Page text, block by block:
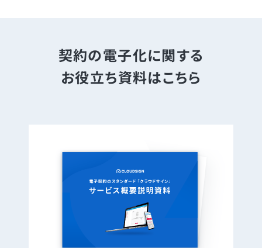
契約の電子化に関する
お役立ち資料はこちら